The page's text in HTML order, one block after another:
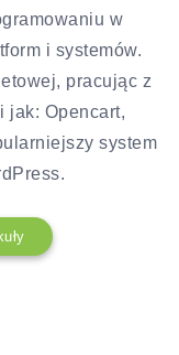
w
i systemów.
pracując z
jak: Opencart,
system